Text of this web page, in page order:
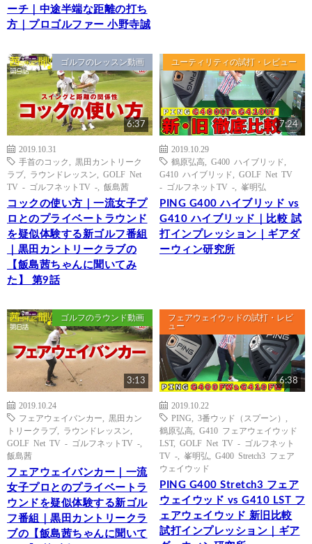
ーチ｜中途半端な距離の打ち
方｜プロゴルファー 小野寺誠
ゴルフのレッスン動画
6:37
2019.10.31
手首のコック
黒田カントリーク
ラブ
ラウンドレッスン
GOLF Net
TV - ゴルフネットTV -
飯島茜
コックの使い方｜一流女子プ
ロとのプライベートラウンド
を疑似体験する新ゴルフ番組
｜黒田カントリークラブの
【飯島茜ちゃんに聞いてみ
た】 第9話
ユーティリティの試打・レビュー
7:24
2019.10.29
鶴原弘高
G400 ハイブリッド
G410 ハイブリッド
GOLF Net TV
- ゴルフネットTV -
峯明弘
PING G400 ハイブリッド vs
G410 ハイブリッド｜比較 試
打インプレッション｜ギアダ
ーウィン研究所
ゴルフのラウンド動画
3:13
2019.10.24
フェアウェイバンカー
黒田カン
トリークラブ
ラウンドレッスン
GOLF Net TV - ゴルフネットTV -
飯島茜
フェアウェイバンカー｜一流
女子プロとのプライベートラ
ウンドを疑似体験する新ゴル
フ番組｜黒田カントリークラ
ブの【飯島茜ちゃんに聞いて
フェアウェイウッドの試打・レビ
ュー
6:38
2019.10.22
PING
3番ウッド（スプーン）
鶴原弘高
G410 フェアウェイウッド
LST, GOLF Net TV - ゴルフネット
TV -
峯明弘
G400 Stretch3 フェア
ウェイウッド
PING G400 Stretch3 フェア
ウェイウッド vs G410 LST フ
ェアウェイウッド 新旧比較
試打インプレッション｜ギア